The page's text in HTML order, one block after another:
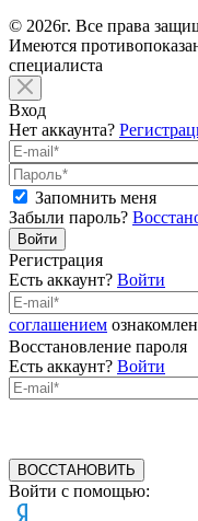
© 2026г. Все права
Имеются
специалиста
Вход
Нет аккаунта?
Запомнить меня
Забыли пароль?
Войти
Регистрация
Есть аккаунт? Войти
соглашением ознакомлен
Восстановление пароля
Есть аккаунт? Войти
ВОССТАНОВИТЬ
Войти с помощью: